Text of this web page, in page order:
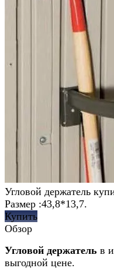
Угловой держатель
Размер :43,8*13,7.
Купить
Обзор
Угловой держатель в
выгодной цене.